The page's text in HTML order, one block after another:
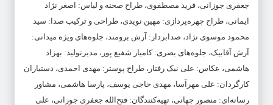
جعفری جوزانی، فرید مصطفوی، طراح صحنه و لباس: اصغر نژاد
ایمانی، طراح چهره‌پردازی: مهین نویدی، طراحی و ترکیب صدا: سید
محمود موسوی ‌نژاد، صدابردار: آرش برومند، جلوه‌های ویژه میدانی:
آرش آقابیک، جلوه‌های بصری: کامیار شفیع ‌پور، مدیرتولید: بهزاد
هاشمی، عکاس: علی نیک ‌رفتار، طراح پوستر: مهدی احمدی، دستیاران
کارگردان: على مهرآسا، مهدى حاجى یوسف، پارسا هاشمی، مشاور
رسانه‌ای: منصور جهانی، تهیه‌کنندگان: فتح‌الله جعفری جوزانی، علی